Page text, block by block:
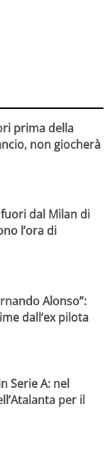
prima della
non giocherà
dal Milan di
l’ora di
Alonso”:
dall’ex pilota
Serie A: nel
per il